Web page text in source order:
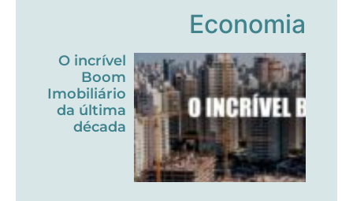
Economia
O incrível
Boom
Imobiliário
da última
década